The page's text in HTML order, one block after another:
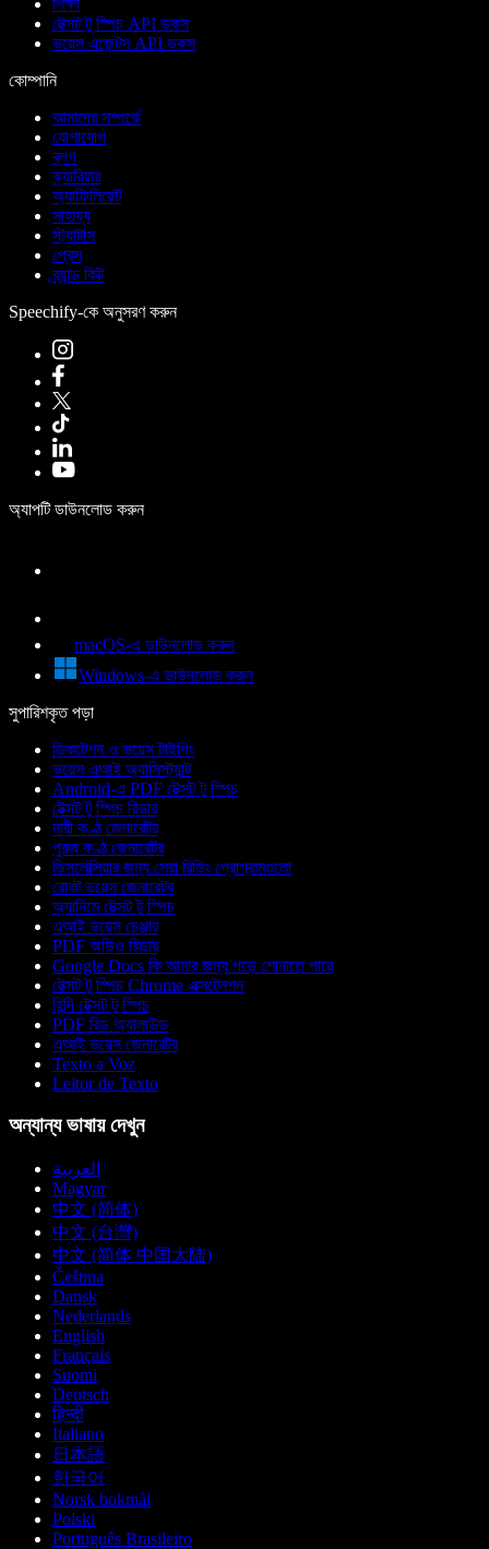
টেক্সট টু স্পিচ API ডকস
ভয়েস এজেন্টস API ডকস
কোম্পানি
আমাদের সম্পর্কে
যোগাযোগ
ব্লগ
ক্যারিয়ার
অ্যাফিলিয়েট
সাহায্য
স্ট্যাটাস
প্রেস
ব্র্যান্ড কিট
Speechify-কে অনুসরণ করুন
অ্যাপটি ডাউনলোড করুন
macOS-এ ডাউনলোড করুন
Windows-এ ডাউনলোড করুন
সুপারিশকৃত পড়া
ডিকটেশন ও ভয়েস টাইপিং
ভয়েস এআই অ্যাসিস্ট্যান্ট
Android-এ PDF টেক্সট টু স্পিচ
টেক্সট টু স্পিচ রিডার
নারী কণ্ঠ জেনারেটর
পুরুষ কণ্ঠ জেনারেটর
ডিসলেক্সিয়ার জন্য সেরা রিডিং প্রোগ্রামগুলো
রোবট ভয়েস জেনারেটর
অ্যানিমে টেক্সট টু স্পিচ
এআই ভয়েস চেঞ্জার
PDF অডিও রিডার
Google Docs কি আমার জন্য পড়ে শোনাতে পারে
টেক্সট টু স্পিচ Chrome এক্সটেনশন
হিন্দি টেক্সট টু স্পিচ
PDF রিড অ্যালাউড
এআই ভয়েস জেনারেটর
Texto a Voz
Leitor de Texto
অন্যান্য ভাষায় দেখুন
العربية
Magyar
中文 (简体)
中文 (台灣)
中文 (简体 中国大陆)
Čeština
Dansk
Nederlands
English
Français
Suomi
Deutsch
हिन्दी
Italiano
日本語
한국어
Norsk bokmål
Polski
Português Brasileiro